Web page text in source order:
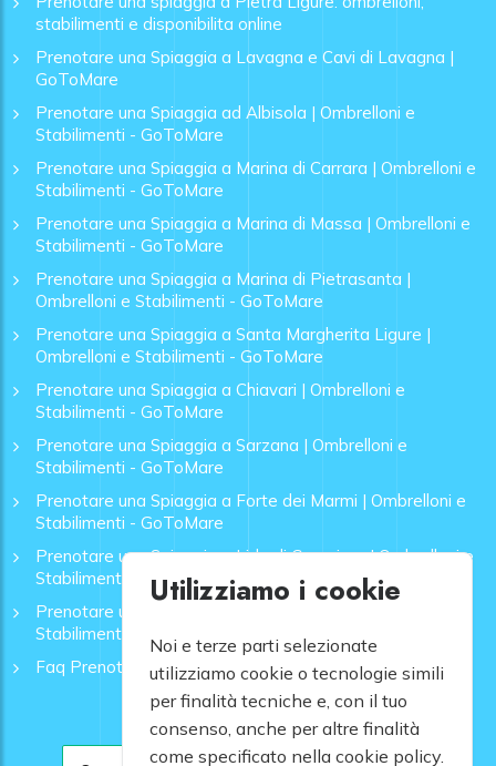
stabilimenti e disponibilita online
Prenotare una Spiaggia a Lavagna e Cavi di Lavagna |
GoToMare
Prenotare una Spiaggia ad Albisola | Ombrelloni e
Stabilimenti - GoToMare
Prenotare una Spiaggia a Marina di Carrara | Ombrelloni e
Stabilimenti - GoToMare
Prenotare una Spiaggia a Marina di Massa | Ombrelloni e
Stabilimenti - GoToMare
Prenotare una Spiaggia a Marina di Pietrasanta |
Ombrelloni e Stabilimenti - GoToMare
Prenotare una Spiaggia a Santa Margherita Ligure |
Ombrelloni e Stabilimenti - GoToMare
Prenotare una Spiaggia a Chiavari | Ombrelloni e
Stabilimenti - GoToMare
Prenotare una Spiaggia a Sarzana | Ombrelloni e
Stabilimenti - GoToMare
Prenotare una Spiaggia a Forte dei Marmi | Ombrelloni e
Stabilimenti - GoToMare
Prenotare una Spiaggia a Lido di Camaiore | Ombrelloni e
Stabilimenti - GoToMare
Prenotare una Spiaggia a Rapallo | Ombrelloni e
Stabilimenti - GoToMare
Faq Prenotazione Spiagge
Utilizziamo i cookie
Noi e terze parti selezionate
utilizziamo cookie o tecnologie simili
per finalità tecniche e, con il tuo
consenso, anche per altre finalità
come specificato nella cookie policy.